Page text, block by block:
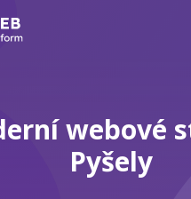
webové
Pyšely